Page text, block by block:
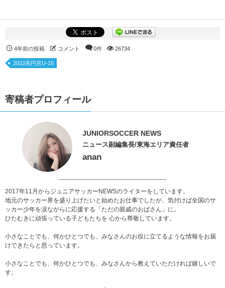
4年前の投稿 コメント 0件 26734
2022高円宮U-15
寄稿者プロフィール
JUNIORSOCCER NEWS
ニュース副編集長/東海エリア責任者
anan
2017年11月からジュニアサッカーNEWSのライターをしています。
地元のサッカー界を盛り上げたいと始めたお仕事でしたが、気付けば全国のサ
ッカー少年を涙ながらに応援する「ただの親戚のおばさん」に。
ひたむきに頑張っている子どもたちを 心から尊敬しています。
小さなことでも、何かひとつでも、みなさんのお役に立てるような情報をお届
けできたらと思っています。
小さなことでも、何かひとつでも、みなさんから教えていただければ嬉しいで
す。